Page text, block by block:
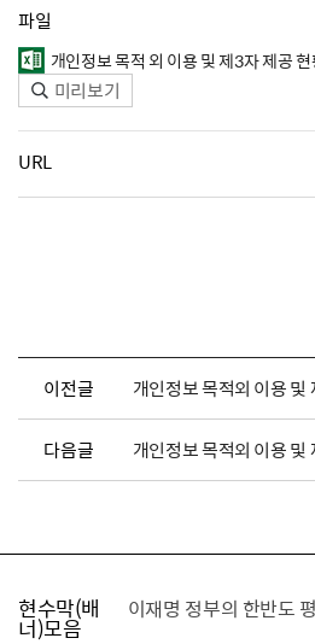
파일
개인정보 목적 외 이용 및 제3자 제공
미리보기
URL
이전글 개인정보 목적외 이용 및
다음글 개인정보 목적외 이용 및
현수막(배
너)모음
찾습니다 이재명 정부의 한반도